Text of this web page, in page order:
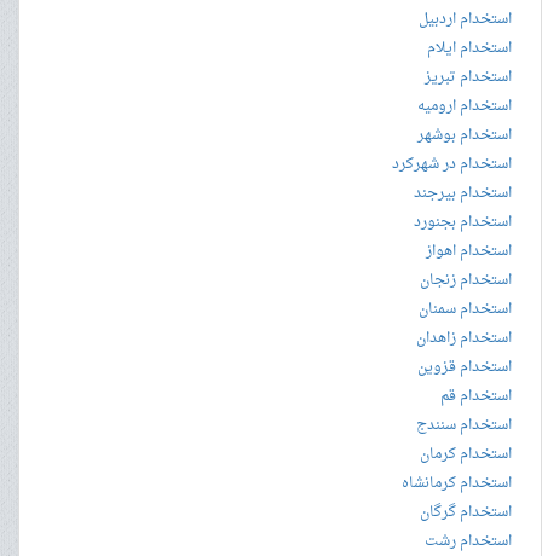
استخدام اردبیل
استخدام ایلام
استخدام تبریز
استخدام ارومیه
استخدام بوشهر
استخدام در شهرکرد
استخدام بیرجند
استخدام بجنورد
استخدام اهواز
استخدام زنجان
استخدام سمنان
استخدام زاهدان
استخدام قزوین
استخدام قم
استخدام سنندج
استخدام کرمان
استخدام کرمانشاه
استخدام گرگان
استخدام رشت